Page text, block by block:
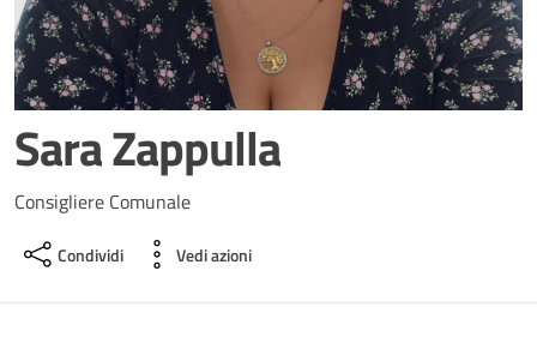
Sara Zappulla
Consigliere Comunale
Condividi Vedi azioni